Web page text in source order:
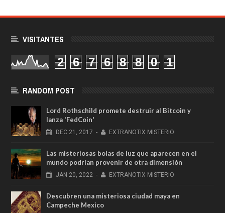
VISITANTES
2 6 7 6 8 8 0 1
RANDOM POST
Lord Rothschild promete destruir al Bitcoin y
lanza 'FedCoin'
DEC 21, 2017 - EXTRANOTIX MISTERIO
Las misteriosas bolas de luz que aparecen en el
mundo podrían provenir de otra dimensión
JAN 20, 2022 - EXTRANOTIX MISTERIO
Descubren una misteriosa ciudad maya en
Campeche Mexico